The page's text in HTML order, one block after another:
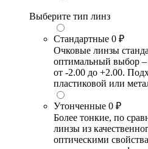
Выберите тип линз
Стандартные 0 ₽
Очковые линзы
оптимальный выбор –
от -2.00 до +2.00.
пластиковой или
Утонченные 0 ₽
Более тонкие, по
линзы из
оптическими